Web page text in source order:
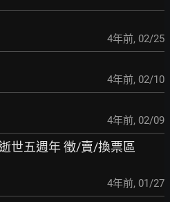
4年前, 02/25
4年前, 02/10
4年前, 02/09
世五週年 徵/賣/換票區
4年前, 01/27